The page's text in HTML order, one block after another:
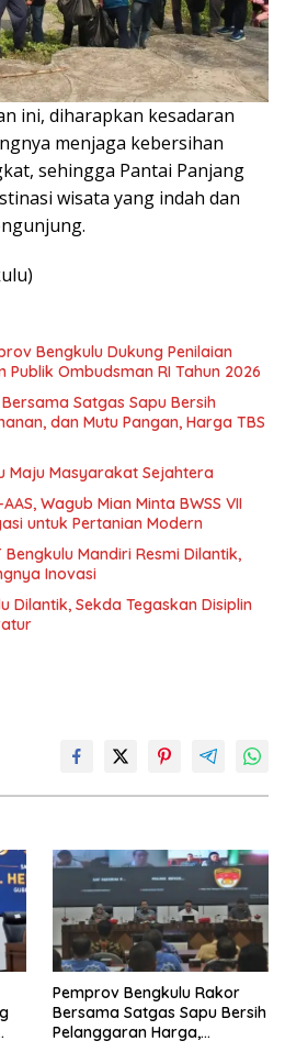
ini, diharapkan kesadaran
menjaga kebersihan
sehingga Pantai Panjang
wisata yang indah dan
Bengkulu Dukung Penilaian
Ombudsman RI Tahun 2026
Satgas Sapu Bersih
dan Mutu Pangan, Harga TBS
Maju Masyarakat Sejahtera
Wagub Mian Minta BWSS VII
untuk Pertanian Modern
Mandiri Resmi Dilantik,
Inovasi
Dilantik, Sekda Tegaskan Disiplin
Pemprov Bengkulu Rakor
Bersama Satgas Sapu Bersih
Pelanggaran Harga,